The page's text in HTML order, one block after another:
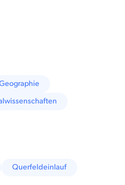
Querfeldeinlauf